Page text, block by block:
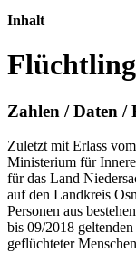
Inhalt
Zahlen / Daten /
Zuletzt mit Erlass
Ministerium für
für das Land
auf den Landkreis
Personen aus
bis 09/2018
geflüchteter